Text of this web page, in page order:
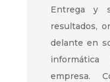
Entrega y
resultados,
delante en
empresa.